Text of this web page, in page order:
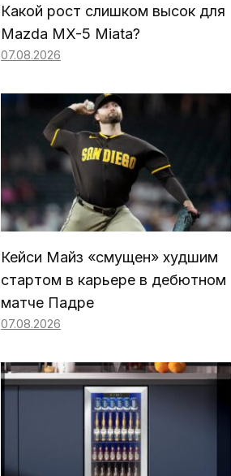
Какой рост слишком высок для
Mazda MX-5 Miata?
07.08.2026
Кейси Майз «смущен» худшим
стартом в карьере в дебютном
матче Падре
07.08.2026